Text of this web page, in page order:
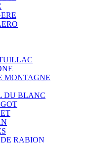
MONTAGNE
DU BLANC
RABION